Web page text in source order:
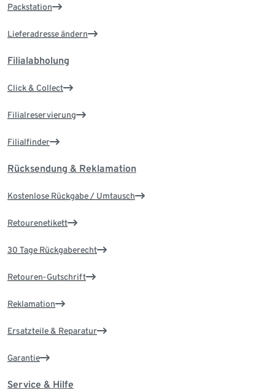
Packstation
Lieferadresse ändern
Filialabholung
Click & Collect
Filialreservierung
Filialfinder
Rücksendung & Reklamation
Kostenlose Rückgabe / Umtausch
Retourenetikett
30 Tage Rückgaberecht
Retouren-Gutschrift
Reklamation
Ersatzteile & Reparatur
Garantie
Service & Hilfe